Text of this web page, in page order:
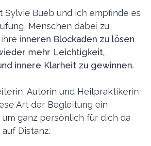
Sylvie Bueb und ich empfinde es
Menschen dabei zu
inneren Blockaden zu lösen
mehr Leichtigkeit,
innere Klarheit zu gewinnen.
Autorin und Heilpraktikerin
Art der Begleitung ein
ganz persönlich für dich da
Distanz.